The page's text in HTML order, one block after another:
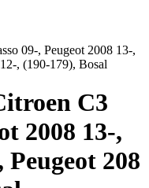
09-, Peugeot 2008 13-,
, (190-179), Bosal
C3
2008 13-,
Peugeot 208